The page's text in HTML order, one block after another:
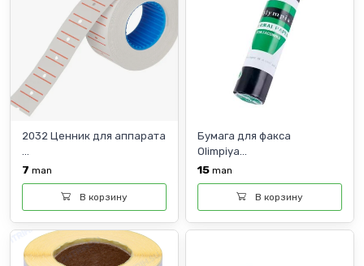
2032 Ценник для аппарата
...
7 man
В корзину
Бумага для факса
Olimpiya...
15 man
В корзину